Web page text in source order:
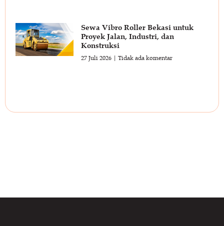
Sewa Vibro Roller Bekasi untuk
Proyek Jalan, Industri, dan
Konstruksi
27 Juli 2026 Tidak ada komentar